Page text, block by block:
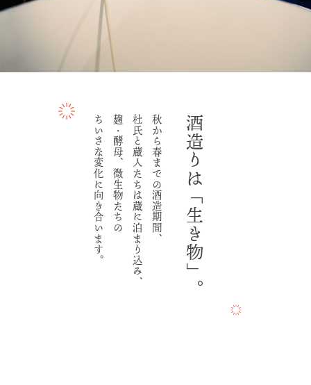
酒造りは「生き物」。
秋から春までの酒造期間、
杜氏と蔵人たちは蔵に泊まり込み、
麹・酵母、微生物たちの
ちいさな変化に向き合います。